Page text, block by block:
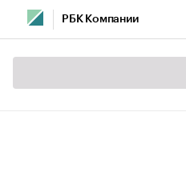
РБК Компании